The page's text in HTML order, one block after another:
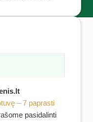
– 7 paprasti
pasidalinti